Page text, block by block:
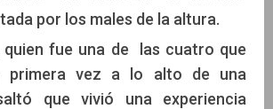
por los males de la altura.
quien fue una de las cuatro que
primera vez a lo alto de una
que vivió una experiencia